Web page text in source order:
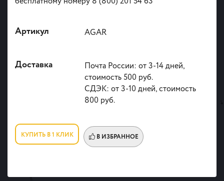
Артикул AGAR
Доставка
Почта России: от 3-14 дней,
стоимость 500 руб.
СДЭК: от 3-10 дней, стоимость
800 руб.
КУПИТЬ В 1 КЛИК В ИЗБРАННОЕ